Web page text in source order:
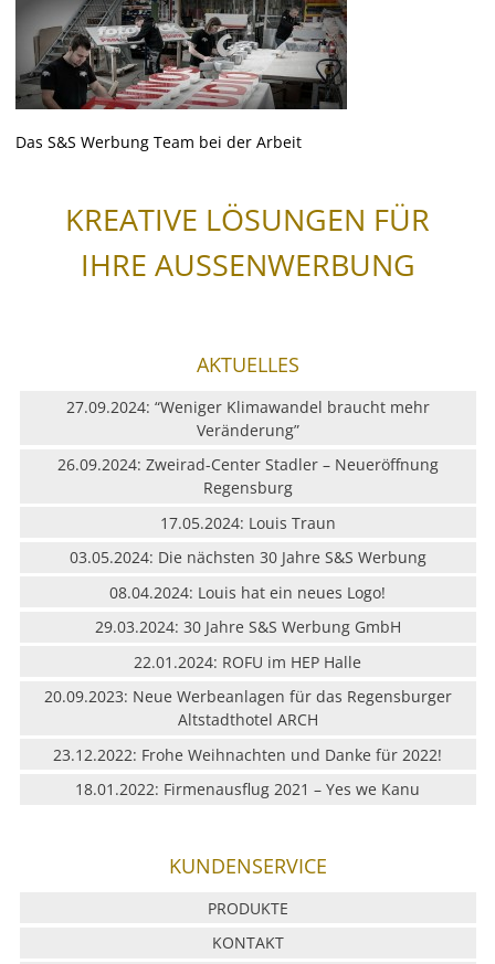
Wegeleitsysteme
Beschriftungen
Digitaldruck & Großformat
Werbetürme & Pylone
LED Umrüstung
Das S&S Werbung Team bei der Arbeit
KREATIVE LÖSUNGEN FÜR
IHRE AUSSENWERBUNG
AKTUELLES
27.09.2024: “Weniger Klimawandel braucht mehr
Veränderung”
26.09.2024: Zweirad-Center Stadler – Neueröffnung
Regensburg
17.05.2024: Louis Traun
03.05.2024: Die nächsten 30 Jahre S&S Werbung
08.04.2024: Louis hat ein neues Logo!
29.03.2024: 30 Jahre S&S Werbung GmbH
22.01.2024: ROFU im HEP Halle
20.09.2023: Neue Werbeanlagen für das Regensburger
Altstadthotel ARCH
23.12.2022: Frohe Weihnachten und Danke für 2022!
18.01.2022: Firmenausflug 2021 – Yes we Kanu
KUNDENSERVICE
PRODUKTE
KONTAKT